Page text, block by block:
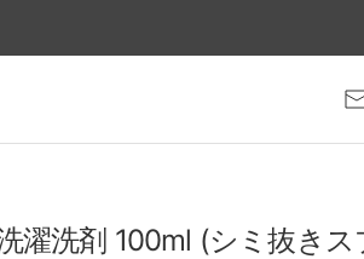
メ
ジ
濯洗剤 100ml (シミ抜きス